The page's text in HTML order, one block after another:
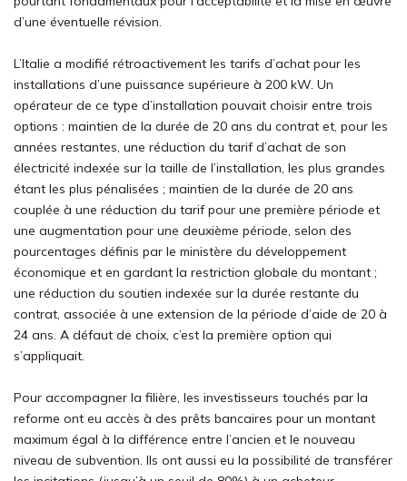
d’une éventuelle révision.
L’Italie a modifié rétroactivement les tarifs d’achat pour les
installations d’une puissance supérieure à 200 kW. Un
opérateur de ce type d’installation pouvait choisir entre trois
options : maintien de la durée de 20 ans du contrat et, pour les
années restantes, une réduction du tarif d’achat de son
électricité indexée sur la taille de l’installation, les plus grandes
étant les plus pénalisées ; maintien de la durée de 20 ans
couplée à une réduction du tarif pour une première période et
une augmentation pour une deuxième période, selon des
pourcentages définis par le ministère du développement
économique et en gardant la restriction globale du montant ;
une réduction du soutien indexée sur la durée restante du
contrat, associée à une extension de la période d’aide de 20 à
24 ans. A défaut de choix, c’est la première option qui
s’appliquait.
Pour accompagner la filière, les investisseurs touchés par la
reforme ont eu accès à des prêts bancaires pour un montant
maximum égal à la différence entre l’ancien et le nouveau
niveau de subvention. Ils ont aussi eu la possibilité de transférer